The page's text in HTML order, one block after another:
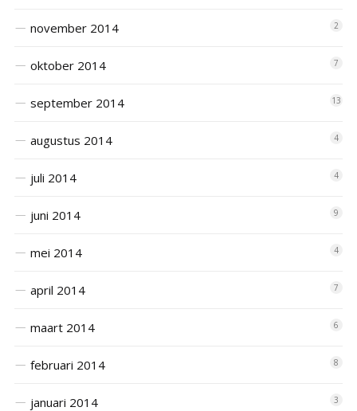
november 2014 2
oktober 2014 7
september 2014 13
augustus 2014 4
juli 2014 4
juni 2014 9
mei 2014 4
april 2014 7
maart 2014 6
februari 2014 8
januari 2014 3